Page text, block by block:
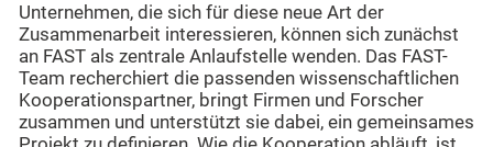
Unternehmen, die sich für diese neue Art der
Zusammenarbeit interessieren, können sich zunächst
an FAST als zentrale Anlaufstelle wenden. Das FAST-
Team recherchiert die passenden wissenschaftlichen
Kooperationspartner, bringt Firmen und Forscher
zusammen und unterstützt sie dabei, ein gemeinsames